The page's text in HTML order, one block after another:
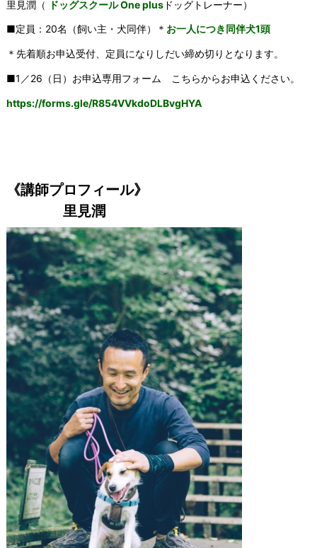
里見潤（ ドッグスクール One plusドッグトレーナー）
■定員：20名（飼い主・犬同伴）＊ お一人につき同伴犬1頭
＊先着順お申込受付、定員になりしだい締め切りとなります。
■1／26（日）お申込専用フォーム こちらからお申込ください。
https://forms.gle/R854VVkdoDLBvgHYA
《講師プロフィール》
里見潤